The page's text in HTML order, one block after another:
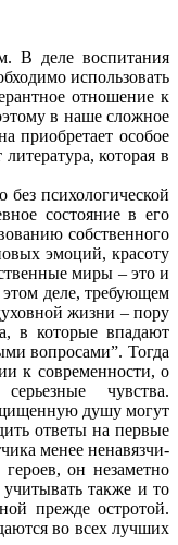
В деле воспитания
использовать
отношение к
в наше сложное
приобретает особое
которая в
прозрения.
психологической
состояние в его
собственного
эмоций, красоту
миры – это и
деле, требующем
жизни – пору
в которые впадают
вопросами”. Тогда
к современности, о
чувства.
душу могут
ответы на первые
менее ненавязчи-
он незаметно
также и то
прежде остротой.
всех лучших